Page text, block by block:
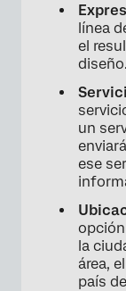
línea
el
diseño.
un
ese
la
área,
país